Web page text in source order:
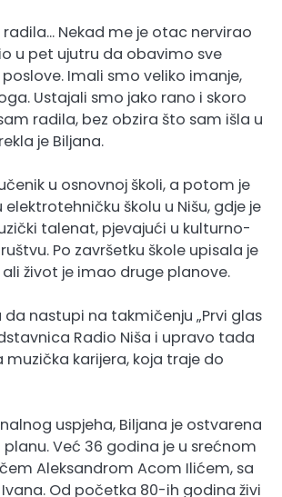
radila… Nekad me je otac nervirao
u pet ujutru da obavimo sve
Imali smo veliko imanje,
Ustajali smo jako rano i skoro
radila, bez obzira što sam išla u
je Biljana.
u osnovnoj školi, a potom je
školu u Nišu, gdje je
talenat, pjevajući u kulturno-
Po završetku škole upisala je
život je imao druge planove.
da nastupi na takmičenju „Prvi glas
Radio Niša i upravo tada
muzička karijera, koja traje do
uspjeha, Biljana je ostvarena
Već 36 godina je u srećnom
Aleksandrom Acom Ilićem, sa
Od početka 80-ih godina živi